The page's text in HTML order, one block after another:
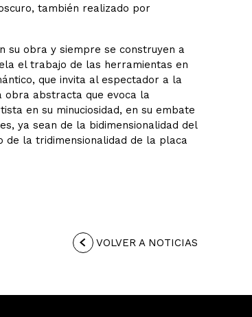
también realizado por
su obra y siempre se construyen a
el trabajo de las herramientas en
que invita al espectador a la
obra abstracta que evoca la
en su minuciosidad, en su embate
ya sean de la bidimensionalidad del
de la tridimensionalidad de la placa
VOLVER A NOTICIAS